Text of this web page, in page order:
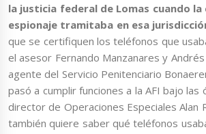
la justicia federal de Lomas cuando la
espionaje tramitaba en esa
que se certifiquen los teléfonos que
el asesor Fernando Manzanares y
agente del Servicio Penitenciario
pasó a cumplir funciones a la AFI bajo las
director de Operaciones Especiales Alan
también quiere saber qué teléfonos